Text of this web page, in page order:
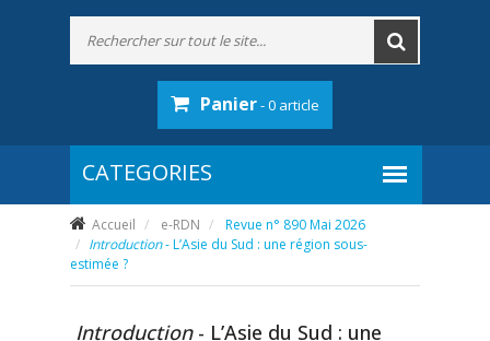
Panier- 0 article
Accueil e-RDN
Revue n° 890 Mai 2026
Introduction- L’Asie du Sud : une région sous-
estimée ?
Introduction- L’Asie du Sud : une